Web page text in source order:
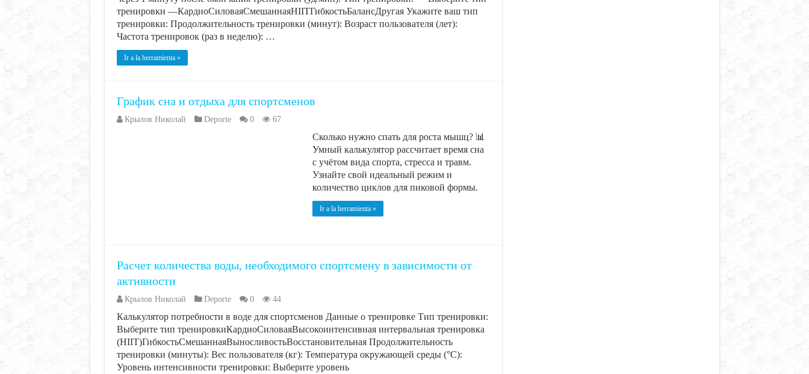
тренировки —КардиоСиловаяСмешаннаяHIITГибкостьБалансДругая Укажите ваш тип
тренировки: Продолжительность тренировки (минут): Возраст пользователя (лет):
Частота тренировок (раз в неделю): …
Ir a la herramienta »
График сна и отдыха для спортсменов
Крылов Николай Deporte 0 67
Сколько нужно спать для роста мышц? 📊
Умный калькулятор рассчитает время сна
с учётом вида спорта, стресса и травм.
Узнайте свой идеальный режим и
количество циклов для пиковой формы.
Ir a la herramienta »
Расчет количества воды, необходимого спортсмену в зависимости от
активности
Крылов Николай Deporte 0 44
Калькулятор потребности в воде для спортсменов Данные о тренировке Тип тренировки:
Выберите тип тренировкиКардиоСиловаяВысокоинтенсивная интервальная тренировка
(HIIT)ГибкостьСмешаннаяВыносливостьВосстановительная Продолжительность
тренировки (минуты): Вес пользователя (кг): Температура окружающей среды (°C):
Уровень интенсивности тренировки: Выберите уровень